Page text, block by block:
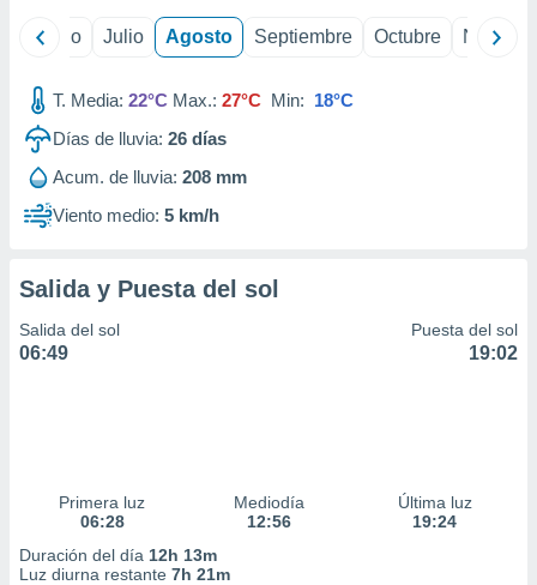
e
mediante
publicidad
de
Junio Julio Agosto Septiembre Octubre
T. Media: 22°C Max.: 27°C Min: 18°C
Días de lluvia: 26 días
Acum. de lluvia: 208 mm
Viento medio: 5 km/h
Salida y Puesta del sol
Salida del sol
06:49
Puesta del sol
19:02
Primera luz
06:28
Mediodía
12:56
Última luz
19:24
Duración del día 12h 13m
Luz diurna restante 7h 21m